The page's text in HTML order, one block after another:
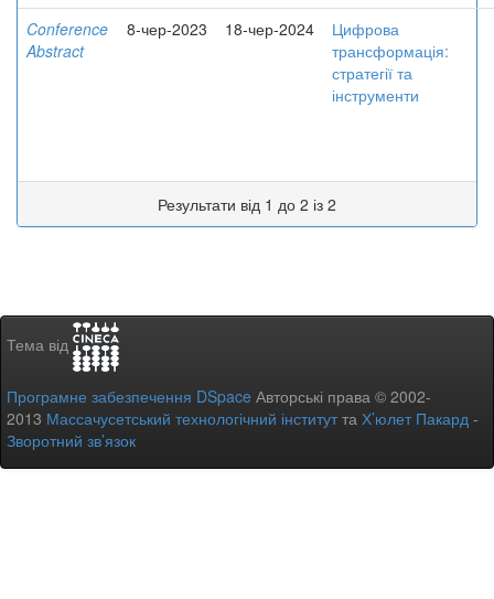
Conference
Abstract
8-чер-2023 18-чер-2024
Цифрова
трансформація:
стратегії та
інструменти
Результати від 1 до 2 із 2
Тема від
Програмне забезпечення DSpace Авторські права © 2002-
2013 Массачусетський технологічний інститутта Х’юлет Пакард -
Зворотний зв’язок